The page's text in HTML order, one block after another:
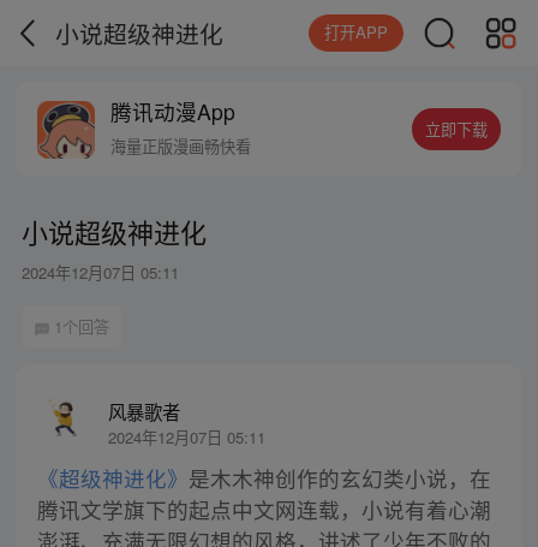
小说超级神进化 打开APP
腾讯动漫App
海量正版漫画畅快看
立即下载
小说超级神进化
2024年12月07日 05:11
1个回答
风暴歌者
2024年12月07日 05:11
《超级神进化》 是木木神创作的玄幻类小说，在
腾讯文学旗下的起点中文网连载，小说有着心潮
澎湃、充满无限幻想的风格，讲述了少年不败的